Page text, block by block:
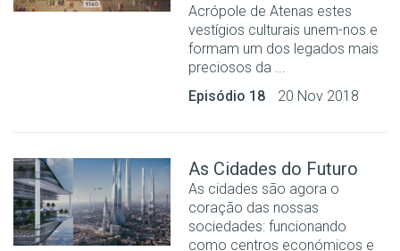
Acrópole de Atenas estes
vestígios culturais unem-nos e
formam um dos legados mais
preciosos da ...
Episódio 18
20 Nov 2018
As Cidades do Futuro
As cidades são agora o
coração das nossas
sociedades: funcionando
como centros económicos e